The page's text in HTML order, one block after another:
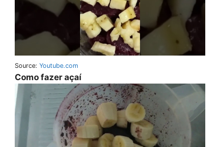
Source: Youtube.com
Como fazer açaí